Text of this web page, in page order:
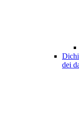
dei